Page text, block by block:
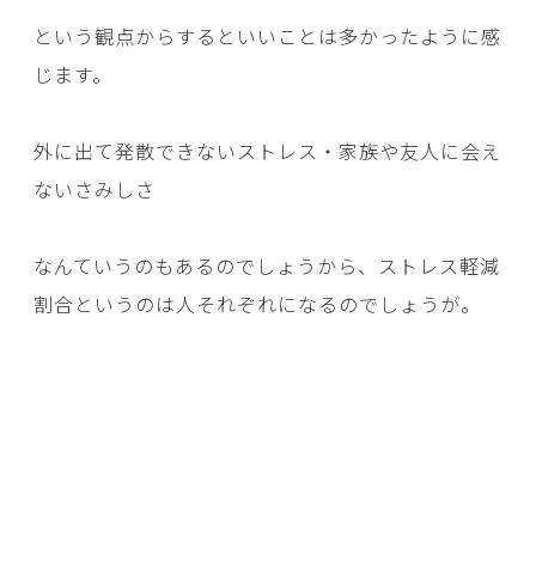
という観点からするといいことは多かったように感
じます。
外に出て発散できないストレス・家族や友人に会え
ないさみしさ
なんていうのもあるのでしょうから、ストレス軽減
割合というのは人それぞれになるのでしょうが。